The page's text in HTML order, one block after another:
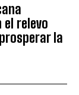
el relevo
la